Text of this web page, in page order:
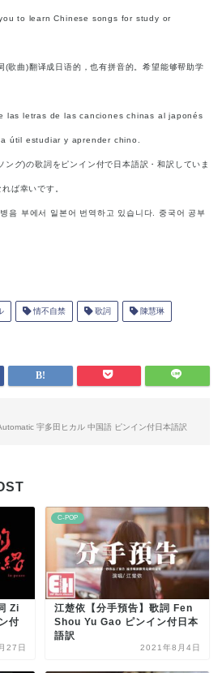
to learn Chinese songs for study or
(歌曲)翻译成日语的，也有拼音的。希望能够帮助学
las letras de las canciones chinas al japonés
útil estudiar y aprender chino.
ング)の歌詞をピンイン付で日本語訳・和訳していま
ば幸いです。
음 부에서 일본어 번역하고 있습니다. 중국어 공부
情不自禁 歌詞 陳慧琳
宇多田ヒカル 中国語 ピンイン付日本語訳
Zi
付
27日
C-POP
江楚依【分手預告】歌詞 Fen
Shou Yu Gao ピンイン付日本
語訳
2021年8月4日